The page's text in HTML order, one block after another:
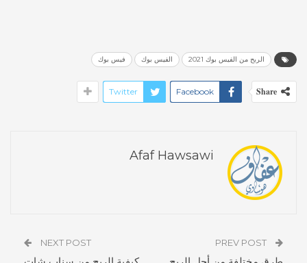
الربح من الفيس بوك 2021 الفيس بوك فيس بوك
Share
Facebook
Twitter
Afaf Hawsawi
NEXT POST